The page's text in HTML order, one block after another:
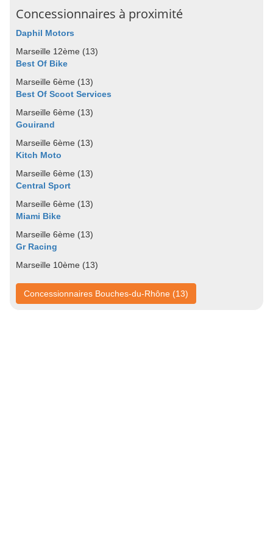
Concessionnaires à proximité
Daphil Motors
Marseille 12ème (13)
Best Of Bike
Marseille 6ème (13)
Best Of Scoot Services
Marseille 6ème (13)
Gouirand
Marseille 6ème (13)
Kitch Moto
Marseille 6ème (13)
Central Sport
Marseille 6ème (13)
Miami Bike
Marseille 6ème (13)
Gr Racing
Marseille 10ème (13)
Concessionnaires Bouches-du-Rhône (13)